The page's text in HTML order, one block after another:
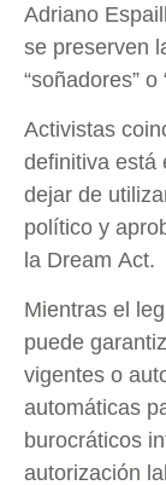
Adriano
se preserven
“soñadores” o
Activistas
definitiva está
dejar de
político y
la Dream Act.
Mientras el
puede
vigentes o
automáticas
burocráticos
autorización